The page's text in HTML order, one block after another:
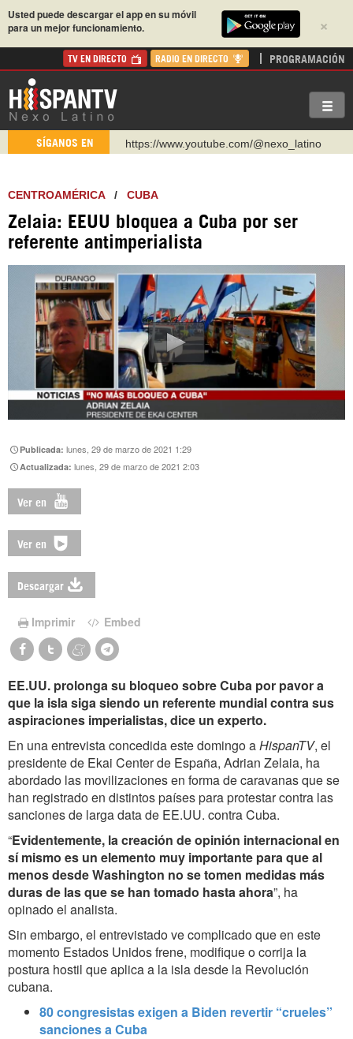
×
Usted puede descargar el app en su móvil
para un mejor funcionamiento.
TV EN DIRECTO RADIO EN DIRECTO PROGRAMACIÓN
SÍGANOS EN
https://www.youtube.com/@nexo_latino
https://t.me/hispantvcanal
https://urmedium.com/c/hispantv
WhatsApp y Viber: +98 921 79 29 404
https://www.facebook.com/Nexolatino.Canal
CENTROAMÉRICA/ CUBA
Zelaia: EEUU bloquea a Cuba por ser
referente antimperialista
Publicada:lunes, 29 de marzo de 2021 1:29
Actualizada:lunes, 29 de marzo de 2021 2:03
Ver en
Ver en
Descargar
Imprimir Embed
EE.UU. prolonga su bloqueo sobre Cuba por pavor a
que la isla siga siendo un referente mundial contra sus
aspiraciones imperialistas, dice un experto.
En una entrevista concedida este domingo aHispanTV, el
presidente de Ekai Center de España, Adrian Zelaia, ha
abordado las movilizaciones en forma de caravanas que se
han registrado en distintos países para protestar contra las
sanciones de larga data de EE.UU. contra Cuba.
“Evidentemente, la creación de opinión internacional en
sí mismo es un elemento muy importante para que al
menos desde Washington no se tomen medidas más
duras de las que se han tomado hasta ahora”, ha
opinado el analista.
Sin embargo, el entrevistado ve complicado que en este
momento Estados Unidos frene, modifique o corrija la
postura hostil que aplica a la isla desde la Revolución
cubana.
80 congresistas exigen a Biden revertir “crueles”
sanciones a Cuba